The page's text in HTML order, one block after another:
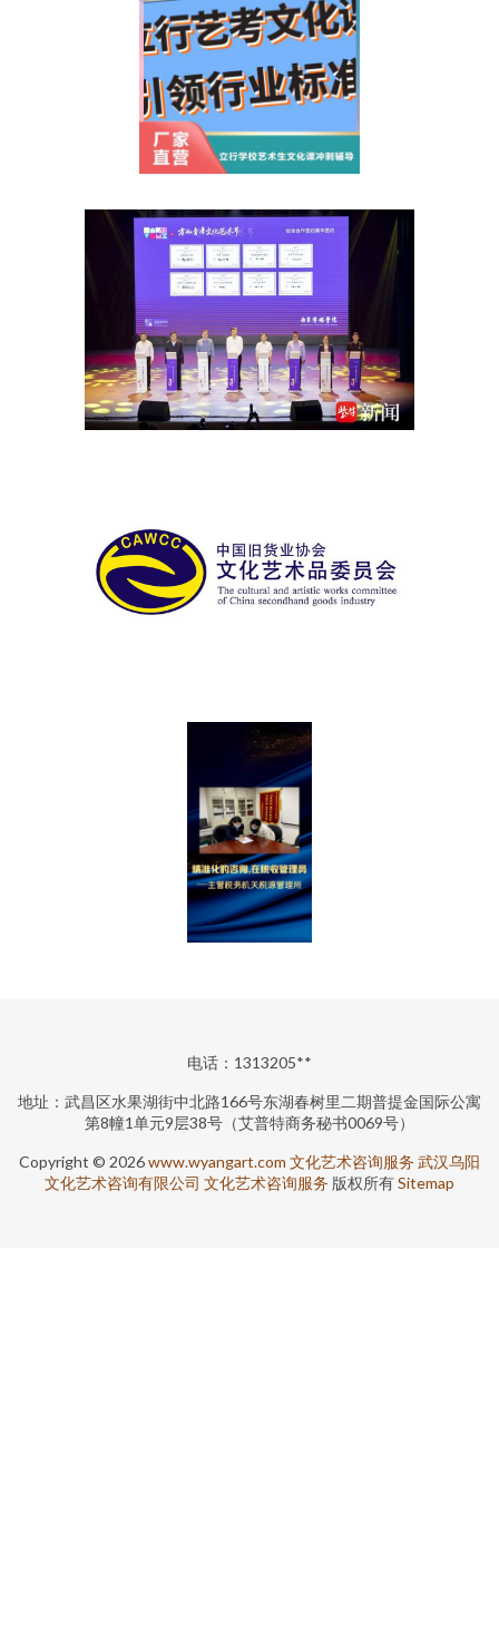
电话：1313205**
地址：武昌区水果湖街中北路166号东湖春树里二期普提金国际公寓
第8幢1单元9层38号（艾普特商务秘书0069号）
Copyright © 2026www.wyangart.com 文化艺术咨询服务 武汉乌阳
文化艺术咨询有限公司 文化艺术咨询服务 版权所有Sitemap